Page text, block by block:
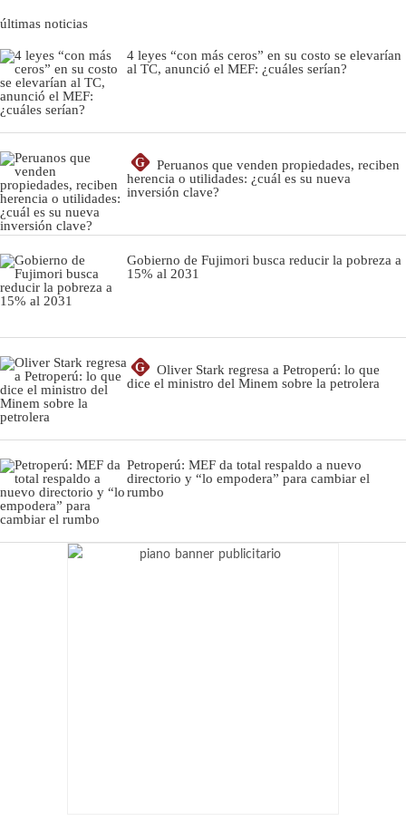
últimas noticias
4 leyes “con más ceros” en su costo se elevarían
al TC, anunció el MEF: ¿cuáles serían?
G
Peruanos que venden propiedades, reciben
herencia o utilidades: ¿cuál es su nueva
inversión clave?
Gobierno de Fujimori busca reducir la pobreza a
15% al 2031
G
Oliver Stark regresa a Petroperú: lo que
dice el ministro del Minem sobre la petrolera
Petroperú: MEF da total respaldo a nuevo
directorio y “lo empodera” para cambiar el
rumbo